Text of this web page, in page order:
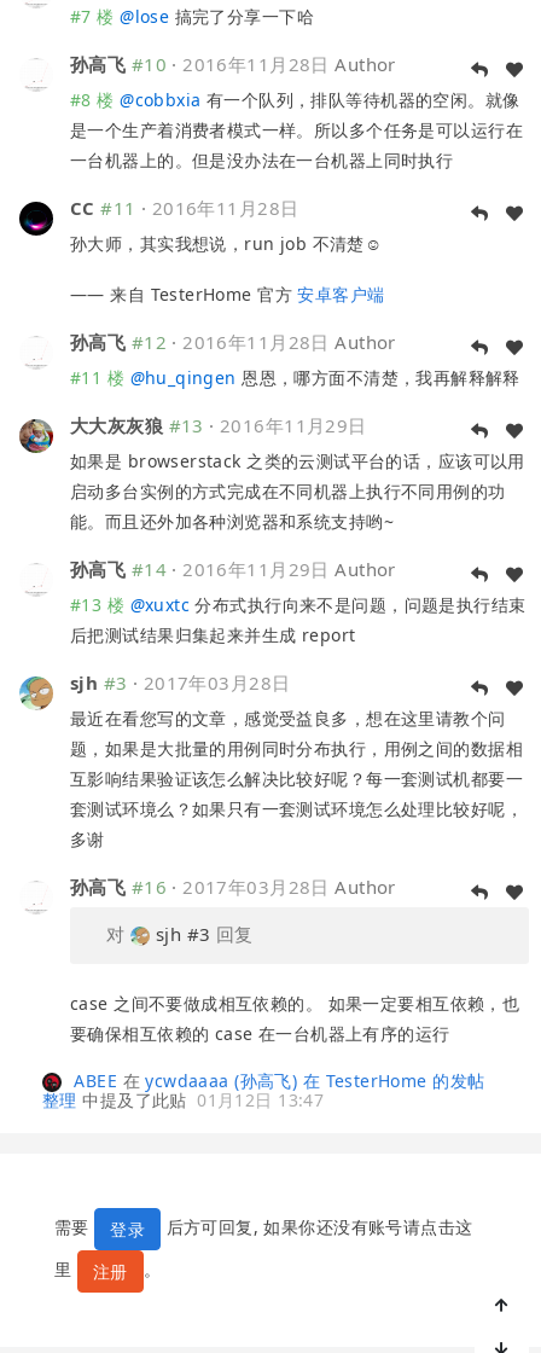
#7 楼 @lose 搞完了分享一下哈
孙高飞 #10 ·2016年11月28日 Author
#8 楼 @cobbxia 有一个队列，排队等待机器的空闲。就像
是一个生产着消费者模式一样。所以多个任务是可以运行在
一台机器上的。但是没办法在一台机器上同时执行
CC #11 · 2016年11月28日
孙大师，其实我想说，run job 不清楚☺
—— 来自 TesterHome 官方安卓客户端
孙高飞 #12 · 2016年11月28日 Author
#11 楼 @hu_qingen 恩恩，哪方面不清楚，我再解释解释
大大灰灰狼 #13 · 2016年11月29日
如果是 browserstack 之类的云测试平台的话，应该可以用
启动多台实例的方式完成在不同机器上执行不同用例的功
能。而且还外加各种浏览器和系统支持哟~
孙高飞 #14· 2016年11月29日 Author
#13 楼 @xuxtc 分布式执行向来不是问题，问题是执行结束
后把测试结果归集起来并生成 report
sjh #3 · 2017年03月28日
最近在看您写的文章，感觉受益良多，想在这里请教个问
题，如果是大批量的用例同时分布执行，用例之间的数据相
互影响结果验证该怎么解决比较好呢？每一套测试机都要一
套测试环境么？如果只有一套测试环境怎么处理比较好呢，
多谢
孙高飞 #16 · 2017年03月28日 Author
对
sjh #3 回复
case 之间不要做成相互依赖的。 如果一定要相互依赖，也
要确保相互依赖的 case 在一台机器上有序的运行
ABEE 在ycwdaaaa (孙高飞) 在 TesterHome 的发帖
整理 中提及了此贴 01月12日 13:47
需要 登录
后方可回复, 如果你还没有账号请点击这
里
注册 。